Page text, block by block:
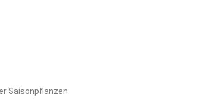
Saisonpflanzen